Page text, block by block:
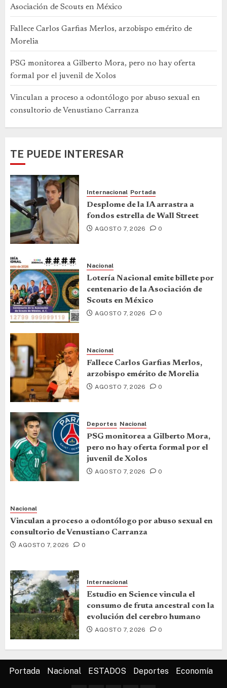
Asociación de Scouts en México
Fallece Carlos Garfias Merlos, arzobispo emérito de
Morelia
PSG monitorea a Gilberto Mora, pero no hay oferta
formal por el juvenil de Xolos
Vinculan a proceso a odontólogo por abuso sexual en
consultorio de Venustiano Carranza
TE PUEDE INTERESAR
Internacional Portada
Desplome de la IA arrastra a
fondos estrella de Wall Street
AGOSTO 7, 2026 0
Nacional
Lotería Nacional emite billete por
centenario de la Asociación de
Scouts en México
AGOSTO 7, 2026 0
Nacional
Fallece Carlos Garfias Merlos,
arzobispo emérito de Morelia
AGOSTO 7, 2026 0
Deportes Nacional
PSG monitorea a Gilberto Mora,
pero no hay oferta formal por el
juvenil de Xolos
AGOSTO 7, 2026 0
Nacional
Vinculan a proceso a odontólogo por abuso sexual en
consultorio de Venustiano Carranza
AGOSTO 7, 2026 0
Internacional
Estudio en Science vincula el
consumo de fruta ancestral con la
evolución del cerebro humano
AGOSTO 7, 2026 0
Portada Nacional ESTADOS Deportes Economía